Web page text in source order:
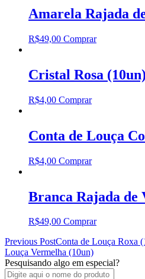
Amarela Rajada
R$49,00 Comprar
Cristal Rosa (10un)
R$4,00 Comprar
Conta de Louça
R$4,00 Comprar
Branca Rajada de
R$49,00 Comprar
Post
navigation
Previous PostConta de Louça Roxa
Louça Vermelha (10un)
Pesquisando algo em especial?